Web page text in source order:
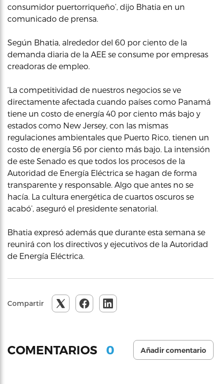
consumidor puertorriqueño’, dijo Bhatia en un
comunicado de prensa.
Según Bhatia, alrededor del 60 por ciento de la
demanda diaria de la AEE se consume por empresas
creadoras de empleo.
‘La competitividad de nuestros negocios se ve
directamente afectada cuando países como Panamá
tiene un costo de energía 40 por ciento más bajo y
estados como New Jersey, con las mismas
regulaciones ambientales que Puerto Rico, tienen un
costo de energía 56 por ciento más bajo. La intensión
de este Senado es que todos los procesos de la
Autoridad de Energía Eléctrica se hagan de forma
transparente y responsable. Algo que antes no se
hacía. La cultura energética de cuartos oscuros se
acabó’, aseguró el presidente senatorial.
Bhatia expresó además que durante esta semana se
reunirá con los directivos y ejecutivos de la Autoridad
de Energía Eléctrica.
Compartir
COMENTARIOS 0 Añadir comentario